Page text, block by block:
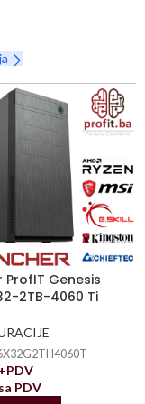
ProfIT Genesis
2TB-4060 Ti
+PDV
sa PDV